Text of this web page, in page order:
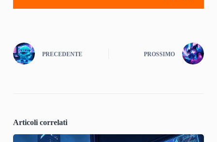
PRECEDENTE PROSSIMO
Articoli correlati